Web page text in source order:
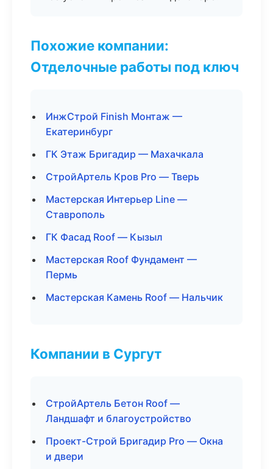
Похожие компании:
Отделочные работы под ключ
ИнжСтрой Finish Монтаж —
Екатеринбург
ГК Этаж Бригадир — Махачкала
СтройАртель Кров Pro — Тверь
Мастерская Интерьер Line —
Ставрополь
ГК Фасад Roof — Кызыл
Мастерская Roof Фундамент —
Пермь
Мастерская Камень Roof — Нальчик
Компании в Сургут
СтройАртель Бетон Roof —
Ландшафт и благоустройство
Проект-Строй Бригадир Pro — Окна
и двери